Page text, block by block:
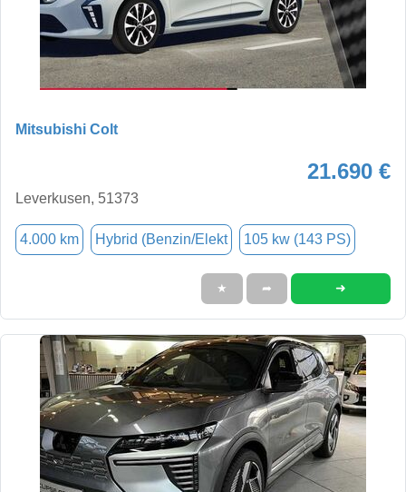
Mitsubishi Colt
21.690 €
Leverkusen, 51373
4.000 km Hybrid (Benzin/Elekt 105 kw (143 PS)
★ ➦ ➜